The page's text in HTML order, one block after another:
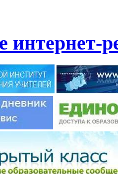
интернет-